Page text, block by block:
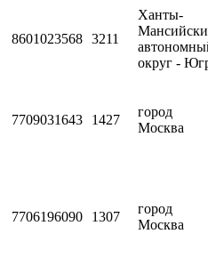
8601023568 3211
Ханты-
округ -
7709031643 1427
город
Москва
7706196090 1307
город
Москва